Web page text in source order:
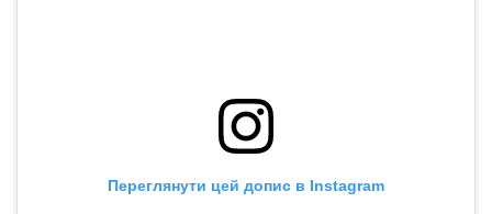
Переглянути цей допис в Instagram